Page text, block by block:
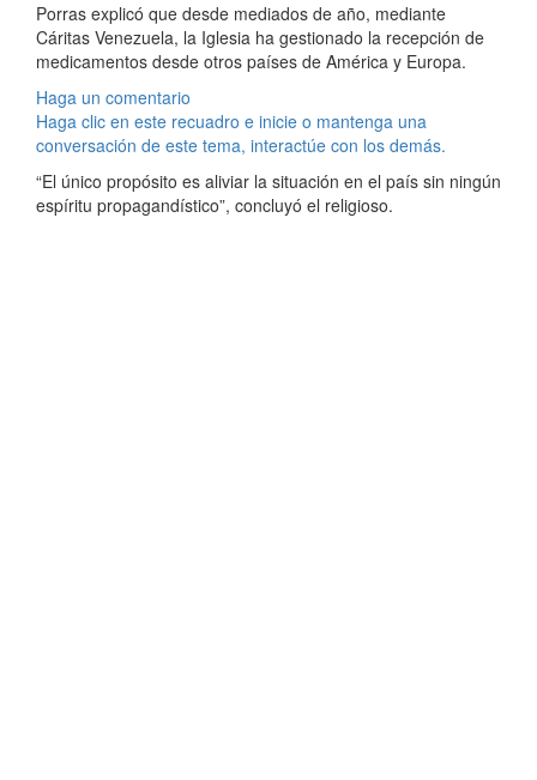
Porras explicó que desde mediados de año, mediante
Cáritas Venezuela, la Iglesia ha gestionado la recepción de
medicamentos desde otros países de América y Europa.
Haga un comentario
Haga clic en este recuadro e inicie o mantenga una
conversación de este tema, interactúe con los demás.
“El único propósito es aliviar la situación en el país sin ningún
espíritu propagandístico”, concluyó el religioso.